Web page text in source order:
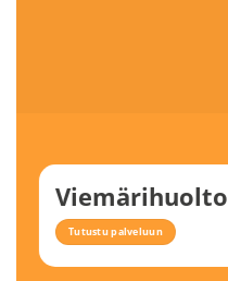
Viemärihuolto
Tutustu palveluun